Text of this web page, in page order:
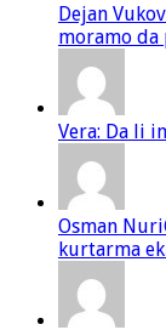
Dejan
moramo da
Vera: Da li
Osman
kurtarma